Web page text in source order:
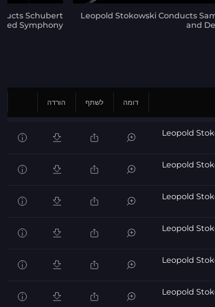
Leopold Stokowski Conducts
and
Schubert
Symphony
דומה לשתף הורדה
Leopold
Leopold
Leopold
Leopold
Leopold
Leopold